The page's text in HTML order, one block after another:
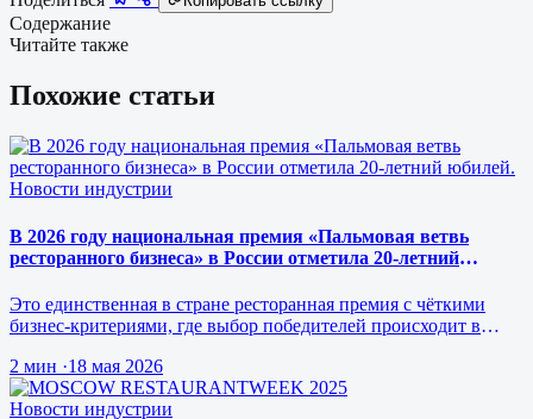
Содержание
Читайте также
Похожие статьи
Новости индустрии
В 2026 году национальная премия «Пальмовая ветвь
ресторанного бизнеса» в России отметила 20-летний
Это единственная в стране ресторанная премия с чёткими
бизнес-критериями, где выбор победителей происходит в
2 мин ·18 мая 2026
Новости индустрии